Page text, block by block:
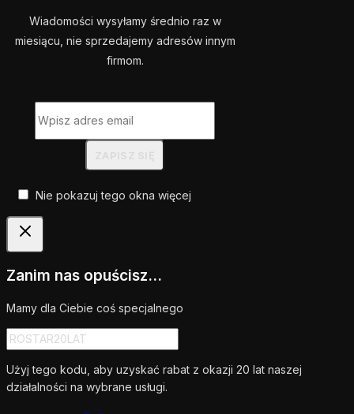
Wiadomości wysyłamy średnio raz w
miesiącu, nie sprzedajemy adresów innym
firmom.
Nie pokazuj tego okna więcej
Zanim nas opuścisz...
Mamy dla Ciebie coś specjalnego
Użyj tego kodu, aby uzyskać rabat z okazji 20 lat naszej
działalności na wybrane usługi.